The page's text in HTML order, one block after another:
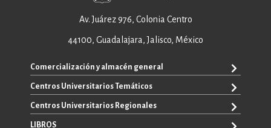
Av. Juárez 976, Colonia Centro
44100, Guadalajara, Jalisco, México
Comercialización y almacén general
+52 33 3640 6326
+52 33 3640 4595
Centros Universitarios Temáticos
CUAAD
CUCEA
Centros Universitarios Regionales
LIBROS